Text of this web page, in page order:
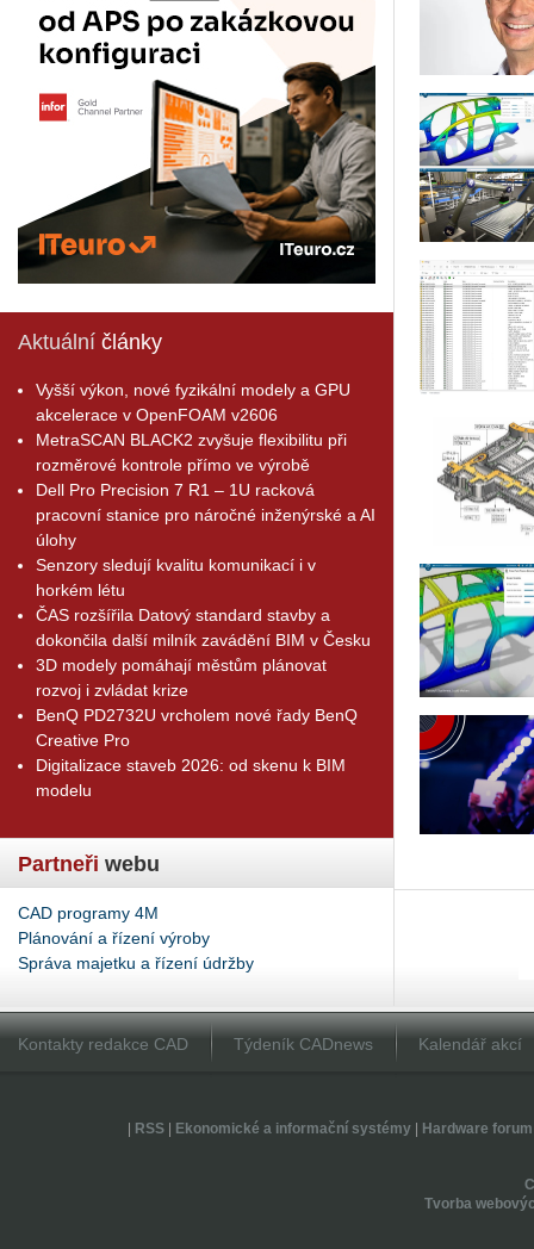
Aktuální články
Vyšší výkon, nové fyzikální modely a GPU
akcelerace v OpenFOAM v2606
MetraSCAN BLACK2 zvyšuje flexibilitu při
rozměrové kontrole přímo ve výrobě
Dell Pro Precision 7 R1 – 1U racková
pracovní stanice pro náročné inženýrské a AI
úlohy
Senzory sledují kvalitu komunikací i v
horkém létu
ČAS rozšířila Datový standard stavby a
dokončila další milník zavádění BIM v Česku
3D modely pomáhají městům plánovat
rozvoj i zvládat krize
BenQ PD2732U vrcholem nové řady BenQ
Creative Pro
Digitalizace staveb 2026: od skenu k BIM
modelu
Partneři webu
CAD programy 4M
Plánování a řízení výroby
Správa majetku a řízení údržby
Kontakty redakce CAD Týdeník CADnews Kalendář akcí
RSS| Ekonomické a informační systémy| Hardware forum
Tvorba